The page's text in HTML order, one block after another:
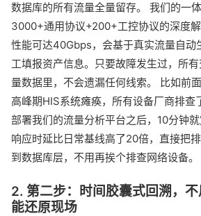
数据库的所有流量全量留存。 我们的一
3000+通用协议+200+工控协议的深度
性能可达40Gbps，会基于真实流量自动
工填报资产信息。只要故障发生过，所
量数据里，不会遗漏任何线索。 比如前
高峰期HIS系统瘫痪，所有设备厂商排查
部署我们的流量分析平台之后，10分钟
响应时延比日常基线高了20倍，直接把
到数据库层，不用再挨个排查网络设备。
2. 第二步：时间胶囊式回溯，
能还原现场